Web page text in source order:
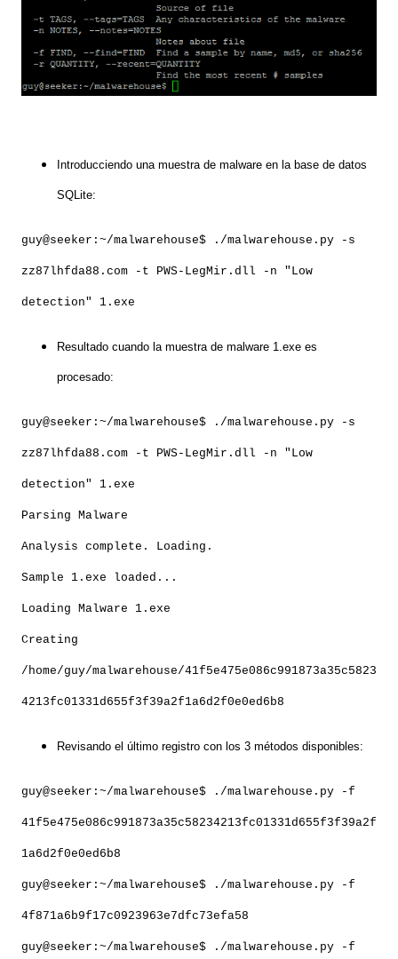
Introducciendo una muestra de malware en la base de datos
SQLite:
guy@seeker:~/malwarehouse$ ./malwarehouse.py -s
zz87lhfda88.com -t PWS-LegMir.dll -n "Low
detection" 1.exe
Resultado cuando la muestra de malware 1.exe es
procesado:
guy@seeker:~/malwarehouse$ ./malwarehouse.py -s
zz87lhfda88.com -t PWS-LegMir.dll -n "Low
detection" 1.exe
Parsing Malware
Analysis complete. Loading.
Sample 1.exe loaded...
Loading Malware 1.exe
Creating
/home/guy/malwarehouse/41f5e475e086c991873a35c5823
4213fc01331d655f3f39a2f1a6d2f0e0ed6b8
Revisando el último registro con los 3 métodos disponibles:
guy@seeker:~/malwarehouse$ ./malwarehouse.py -f
41f5e475e086c991873a35c58234213fc01331d655f3f39a2f
1a6d2f0e0ed6b8
guy@seeker:~/malwarehouse$ ./malwarehouse.py -f
4f871a6b9f17c0923963e7dfc73efa58
guy@seeker:~/malwarehouse$ ./malwarehouse.py -f